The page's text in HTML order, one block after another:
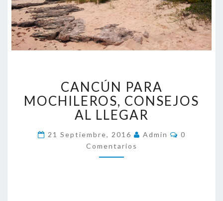
A
N
C
Ú
N
A
CANCÚN PARA
MOCHILEROS, CONSEJOS
AL LLEGAR
21 Septiembre, 2016 Admin
C
O
0
Comentarios